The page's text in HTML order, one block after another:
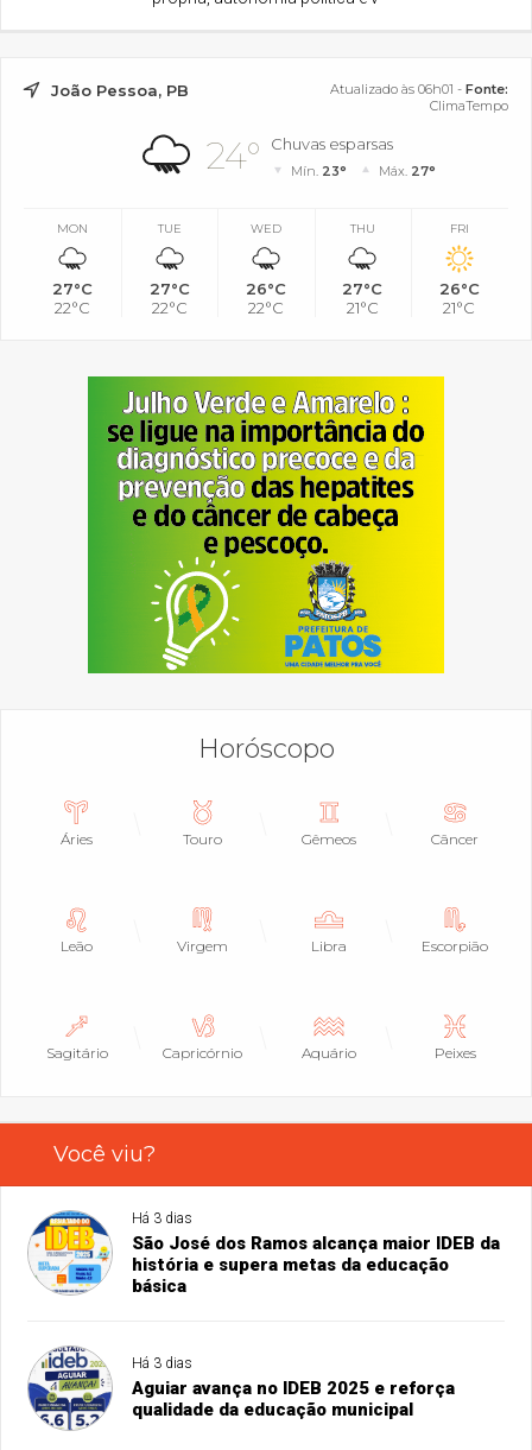
João Pessoa, PB Atualizado às 06h01 - Fonte:
ClimaTempo
24° Chuvas esparsas
Mín. 23° Máx. 27°
MON
27°C
22°C
TUE
27°C
22°C
WED
26°C
22°C
THU
27°C
21°C
FRI
26°C
21°C
Horóscopo
Áries Touro Gêmeos Câncer
Leão Virgem Libra Escorpião
Sagitário Capricórnio Aquário Peixes
Você viu?
Há 3 dias
São José dos Ramos alcança maior IDEB da
história e supera metas da educação
básica
Há 3 dias
Aguiar avança no IDEB 2025 e reforça
qualidade da educação municipal